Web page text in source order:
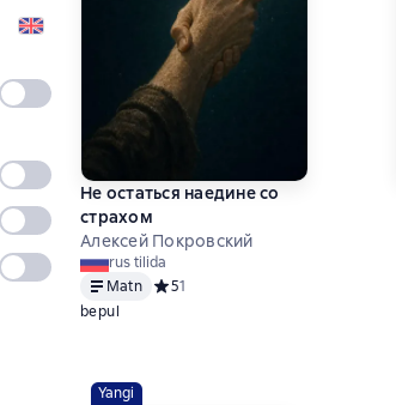
Tanlanmagan
Tanlanmagan
Tanlanmagan
Tanlanmagan
Не остаться наедине со
страхом
Алексей Покровский
rus tilida
Matn
Средний рейтинг 5 на основе 1
51
bepul
Yangi